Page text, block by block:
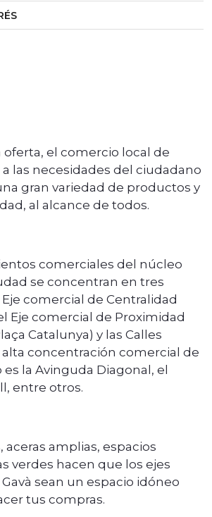
oferta, el comercio local de
a las necesidades del ciudadano
gran variedad de productos y
al alcance de todos.
comerciales del núcleo
se concentran en tres
comercial de Centralidad
Eje comercial de Proximidad
Catalunya) y las Calles
concentración comercial de
la Avinguda Diagonal, el
entre otros.
aceras amplias, espacios
verdes hacen que los ejes
sean un espacio idóneo
tus compras.